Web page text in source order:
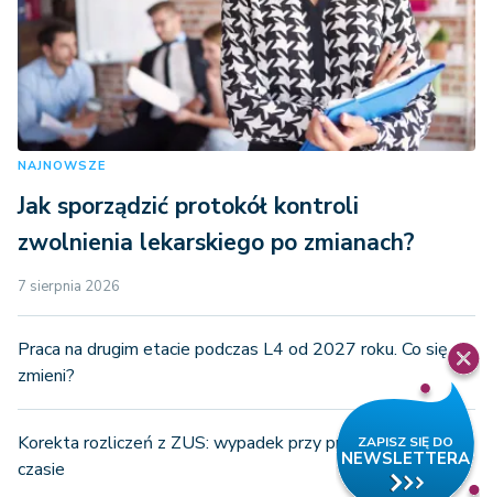
NAJNOWSZE
Jak sporządzić protokół kontroli
zwolnienia lekarskiego po zmianach?
7 sierpnia 2026
Praca na drugim etacie podczas L4 od 2027 roku. Co się
zmieni?
Korekta rozliczeń z ZUS: wypadek przy pracy uznany po
czasie